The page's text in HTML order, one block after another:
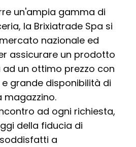
un'ampia gamma di
la Brixiatrade Spa si
nazionale ed
assicurare un prodotto
un ottimo prezzo con
grande disponibilità di
ad ogni richiesta,
della fiducia di
a